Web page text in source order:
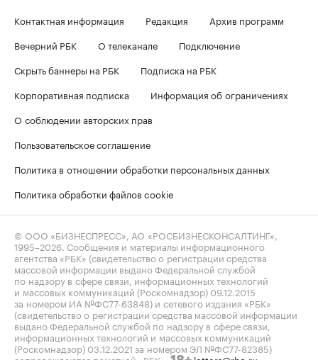
Контактная информация Редакция
Архив программ
Вечерний РБК
О телеканале
Подключение
Скрыть баннеры на РБК
Подписка на РБК
Корпоративная подписка
Информация об ограничениях
О соблюдении авторских прав
Пользовательское соглашение
Политика в отношении обработки персональных данных
Политика обработки файлов cookie
© ООО «БИЗНЕСПРЕСС», АО «РОСБИЗНЕСКОНСАЛТИНГ»,
1995–2026 . Сообщения и материалы информационного
агентства «РБК» (свидетельство о регистрации средства
массовой информации выдано Федеральной службой
по надзору в сфере связи, информационных технологий
и массовых коммуникаций (Роскомнадзор) 09.12.2015
за номером ИА №ФС77-63848) и сетевого издания «РБК»
(свидетельство о регистрации средства массовой информации
выдано Федеральной службой по надзору в сфере связи,
информационных технологий и массовых коммуникаций
(Роскомнадзор) 03.12.2021 за номером ЭЛ №ФС77-82385)